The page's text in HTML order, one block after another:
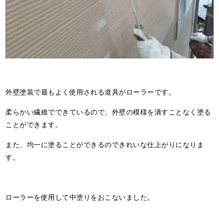
外壁塗装で最もよく使用される道具がローラーです。
柔らかい繊維でできているので、外壁の模様を潰すことなく塗る
ことができます。
また、均一に塗ることができるのできれいな仕上がりになりま
す。
ローラーを使用して中塗りをおこないました。